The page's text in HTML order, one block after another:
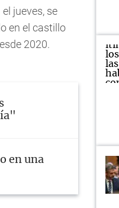
jueves, se
en el castillo
2020.
en una